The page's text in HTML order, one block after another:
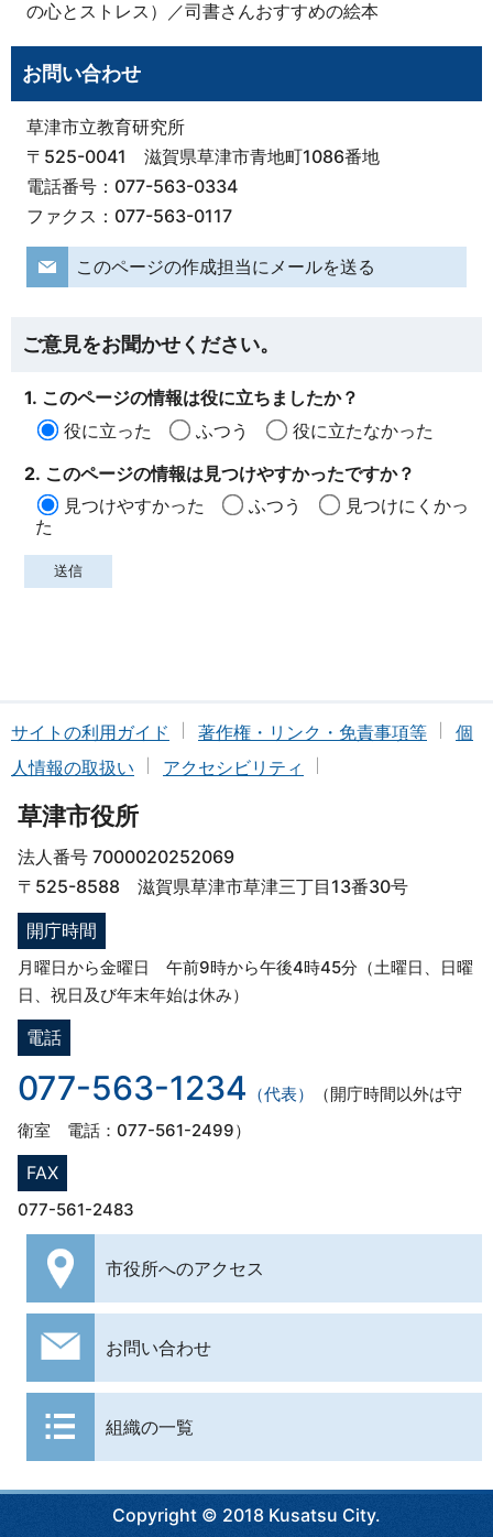
の心とストレス）／司書さんおすすめの絵本
お問い合わせ
草津市立教育研究所
〒525-0041 滋賀県草津市青地町1086番地
電話番号：077-563-0334
ファクス：077-563-0117
このページの作成担当にメールを送る
ご意見をお聞かせください。
1. このページの情報は役に立ちましたか？
役に立った
ふつう
役に立たなかった
2. このページの情報は見つけやすかったですか？
見つけやすかった
ふつう
見つけにくかっ
た
サイトの利用ガイド 著作権・リンク・免責事項等
個
人情報の取扱い
アクセシビリティ
草津市役所
法人番号 7000020252069
〒525-8588 滋賀県草津市草津三丁目13番30号
開庁時間
月曜日から金曜日 午前9時から午後4時45分（土曜日、日曜
日、祝日及び年末年始は休み）
電話
077-563-1234 （代表）
（開庁時間以外は守
衛室 電話：077-561-2499）
FAX
077-561-2483
市役所へのアクセス
お問い合わせ
組織の一覧
Copyright © 2018 Kusatsu City.